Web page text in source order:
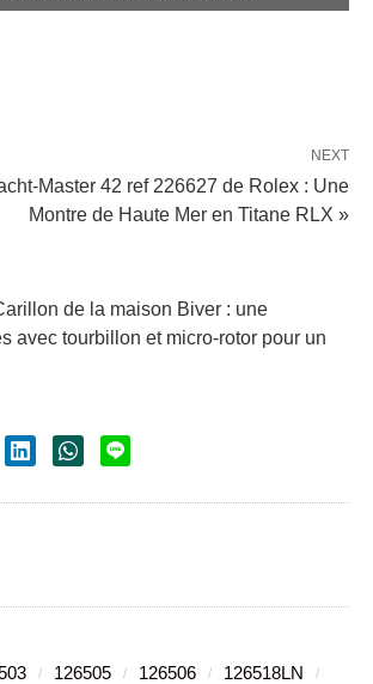
NEXT
Master 42 ref 226627 de Rolex : Une
Montre de Haute Mer en Titane RLX »
de la maison Biver : une
avec tourbillon et micro-rotor pour un
126505 126506
126518LN